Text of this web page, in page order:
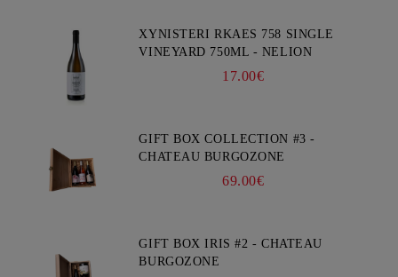
XYNISTERI RKAES 758 SINGLE
VINEYARD 750ML - NELION
17.00€
GIFT BOX COLLECTION #3 -
CHATEAU BURGOZONE
69.00€
GIFT BOX IRIS #2 - CHATEAU
BURGOZONE